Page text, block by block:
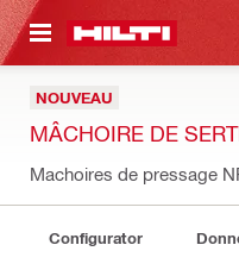
NOUVEAU
MÂCHOIRE DE
Machoires de pressage
Configurator